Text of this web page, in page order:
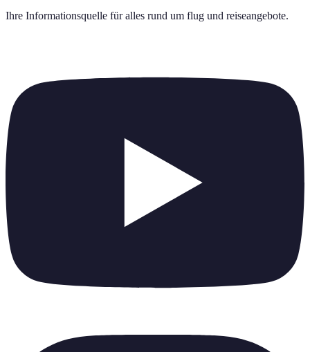
Ihre Informationsquelle für alles rund um flug und reiseangebote.